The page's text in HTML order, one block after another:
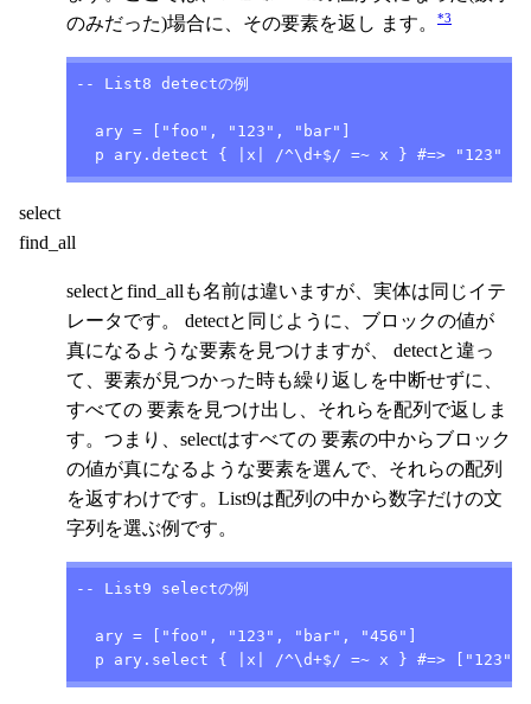
のみだった)場合に、その要素を返し ます。
*3
-- List8 detectの例
  ary = ["foo", "123", "bar"]
  p ary.detect { |x| /^\d+$/ =~ x } #=> "123"
select
find_all
selectとfind_allも名前は違いますが、実体は同じイテ
レータです。 detectと同じように、ブロックの値が
真になるような要素を見つけますが、 detectと違っ
て、要素が見つかった時も繰り返しを中断せずに、
すべての 要素を見つけ出し、それらを配列で返しま
す。つまり、selectはすべての 要素の中からブロック
の値が真になるような要素を選んで、それらの配列
を返すわけです。List9は配列の中から数字だけの文
字列を選ぶ例です。
-- List9 selectの例
  ary = ["foo", "123", "bar", "456"]
p ary.select { |x| /^\d+$/ =~ x } #=> ["123",